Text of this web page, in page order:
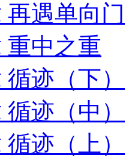
再遇单向门
重中之重
迹（下）
迹（中）
迹（上）